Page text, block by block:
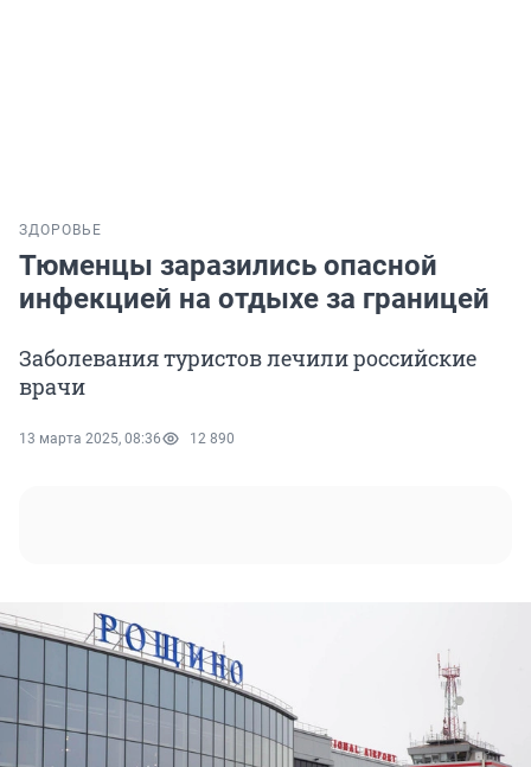
ЗДОРОВЬЕ
Тюменцы заразились опасной
инфекцией на отдыхе за границей
Заболевания туристов лечили российские
врачи
13 марта 2025, 08:36 12 890